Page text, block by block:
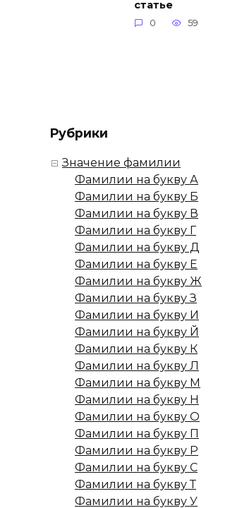
статье
0 59
Рубрики
Значение фамилии
Фамилии на букву А
Фамилии на букву Б
Фамилии на букву В
Фамилии на букву Г
Фамилии на букву Д
Фамилии на букву Е
Фамилии на букву Ж
Фамилии на букву З
Фамилии на букву И
Фамилии на букву Й
Фамилии на букву К
Фамилии на букву Л
Фамилии на букву М
Фамилии на букву Н
Фамилии на букву О
Фамилии на букву П
Фамилии на букву Р
Фамилии на букву С
Фамилии на букву Т
Фамилии на букву У